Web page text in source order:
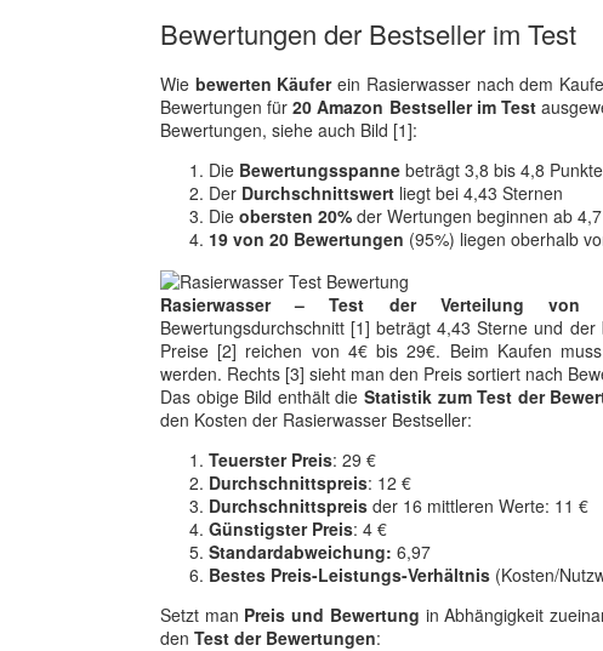
Bewertungen der Bestseller im Test
Wie bewerten Käuferein Rasierwasser nach dem
Bewertungen für20 Amazon Bestseller im Test
Bewertungen, siehe auch Bild [1]:
Die Bewertungsspanne beträgt 3,8 bis 4,8 Punkte
Der Durchschnittswert liegt bei 4,43 Sternen
Die obersten 20% der Wertungen beginnen ab
19 von 20 Bewertungen (95%) liegen oberhalb
Rasierwasser – Test der Verteilung von
Bewertungsdurchschnitt [1] beträgt 4,43 Sterne und
Preise [2] reichen von 4€ bis 29€. Beim Kaufen
werden. Rechts [3] sieht man den Preis sortiert nach
Das obige Bild enthält die Statistik zum Test der
den Kosten der Rasierwasser Bestseller:
Teuerster Preis: 29 €
Durchschnittspreis: 12 €
Durchschnittspreis der 16 mittleren Werte: 11 €
Günstigster Preis: 4 €
Standardabweichung: 6,97
Bestes Preis-Leistungs-Verhältnis (Kosten/
Setzt man Preis und Bewertung in Abhängigkeit
den Test der Bewertungen: